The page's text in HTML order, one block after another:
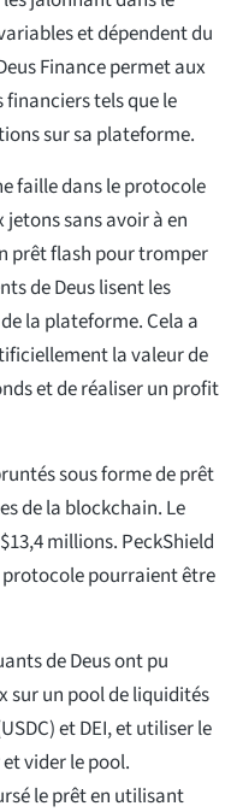
et dépendent du
Finance permet aux
financiers tels que le
sur sa plateforme.
faille dans le protocole
jetons sans avoir à en
prêt flash pour tromper
de Deus lisent les
la plateforme. Cela a
la valeur de
et de réaliser un profit
sous forme de prêt
de la blockchain. Le
millions. PeckShield
protocole pourraient être
de Deus ont pu
sur un pool de liquidités
et DEI, et utiliser le
vider le pool.
le prêt en utilisant